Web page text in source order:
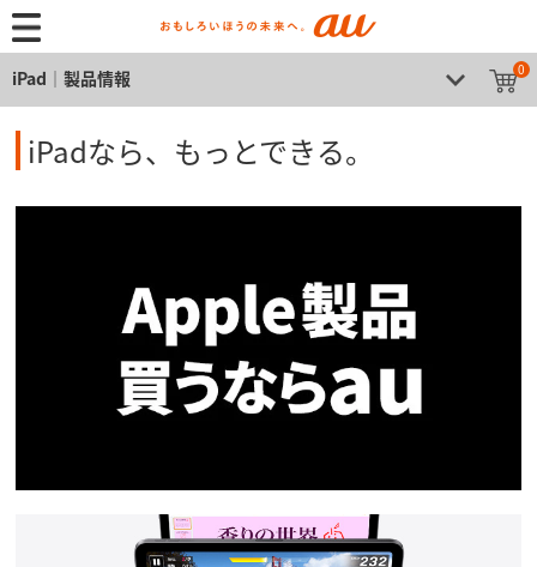
iPad│製品情報 0
iPadなら、もっとできる。